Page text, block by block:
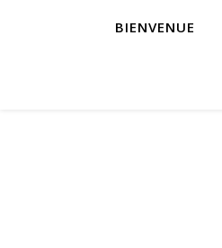
BIENVENUE